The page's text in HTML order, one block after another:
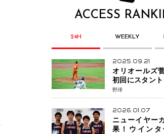
ACCESS
24H WEEKLY
2025.09.21
オリオールズ
初回にスタン
弾 3回6安打4失
野球
2026.01.07
ニューイヤー
果！ウインタ